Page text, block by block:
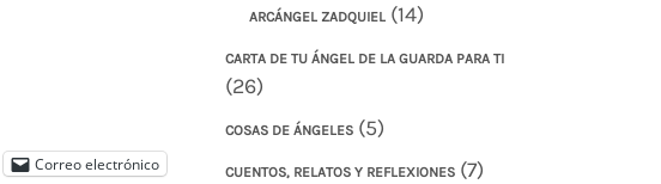
Correo electrónico
ARCÁNGEL ZADQUIEL(14)
CARTA DE TU ÁNGEL DE LA GUARDA PARA TI
(26)
COSAS DE ÁNGELES(5)
CUENTOS, RELATOS Y REFLEXIONES(7)